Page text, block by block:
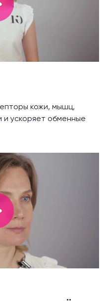
кожи, мышц,
и ускоряет обменные